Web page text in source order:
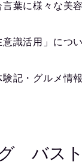
葉に様々な美
識活用」につ
記・グルメ情
バス